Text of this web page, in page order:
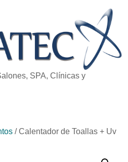
SPA, Clínicas y
/ Calentador de Toallas + Uv